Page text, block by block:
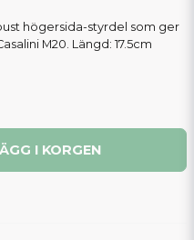
högersida-styrdel som ger
M20. Längd: 17.5cm
I KORGEN